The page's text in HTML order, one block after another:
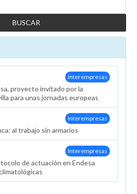
Interempresas
proyecto invitado por la
para unas jornadas europeas
Interempresas
al trabajo sin armarios
Interempresas
de actuación en Endesa